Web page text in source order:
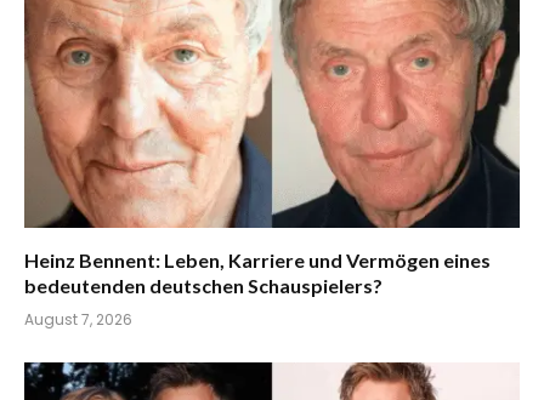
Heinz Bennent: Leben, Karriere und Vermögen eines
bedeutenden deutschen Schauspielers?
August 7, 2026